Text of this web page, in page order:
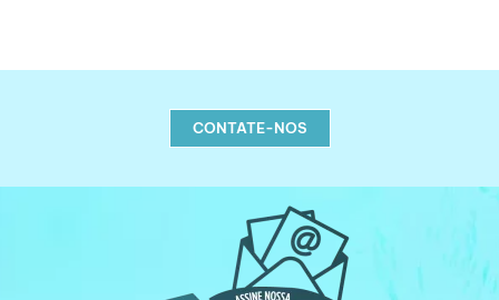
CONTATE-NOS